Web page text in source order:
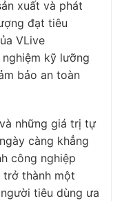
xuất và phát
đạt tiêu
VLive
kỹ lưỡng
bảo an toàn
những giá trị tự
càng khẳng
công nghiệp
trở thành một
tiêu dùng ưa